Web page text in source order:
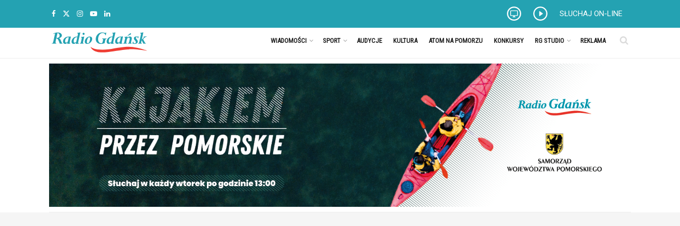
SŁUCHAJ ON-LINE
WIADOMOŚCI SPORT AUDYCJE KULTURA ATOM NA POMORZU KONKURSY RG STUDIO REKLAMA